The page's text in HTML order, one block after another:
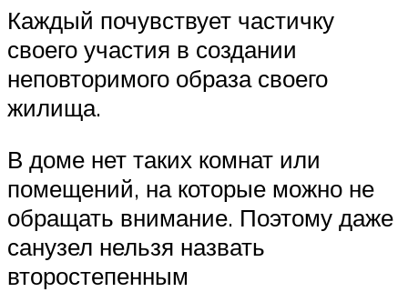
Каждый почувствует частичку
своего участия в создании
неповторимого образа своего
жилища.
В доме нет таких комнат или
помещений, на которые можно не
обращать внимание. Поэтому даже
санузел нельзя назвать
второстепенным